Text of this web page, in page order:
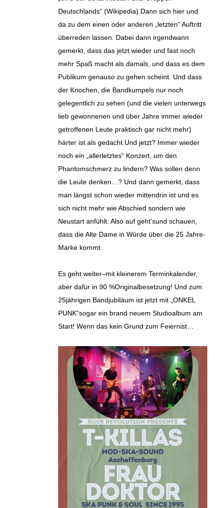
Deutschlands“ (Wikipedia).Dann sich hier und
da zu dem einen oder anderen „letzten“ Auftritt
überreden lassen. Dabei dann irgendwann
gemerkt, dass das jetzt wieder und fast noch
mehr Spaß macht als damals, und dass es dem
Publikum genauso zu gehen scheint. Und dass
der Knochen, die Bandkumpels nur noch
gelegentlich zu sehen (und die vielen unterwegs
lieb gewonnenen und über Jahre immer wieder
getroffenen Leute praktisch gar nicht mehr)
härter ist als gedacht.Und jetzt? Immer wieder
noch ein „allerletztes“ Konzert, um den
Phantomschmerz zu lindern? Was sollen denn
die Leute denken…? Und dann gemerkt, dass
man längst schon wieder mittendrin ist und es
sich nicht mehr wie Abschied sondern wie
Neustart anfühlt. Also auf geht’sund schauen,
dass die Alte Dame in Würde über die 25 Jahre-
Marke kommt.
Es geht weiter–mit kleinerem Terminkalender,
aber dafür in 90 %Originalbesetzung! Und zum
25jährigen Bandjubiläum ist jetzt mit „ONKEL
PUNK“sogar ein brand neuem Studioalbum am
Start! Wenn das kein Grund zum Feiernist…